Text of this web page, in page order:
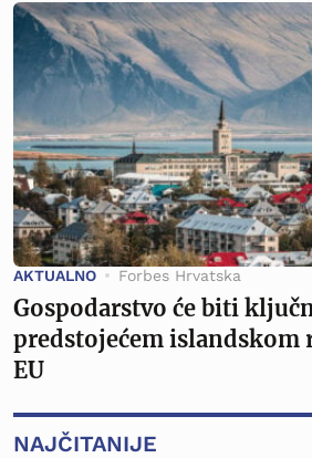
AKTUALNO Forbes Hrvatska
Gospodarstvo će biti
predstojećem islandskom
EU
NAJČITANIJE